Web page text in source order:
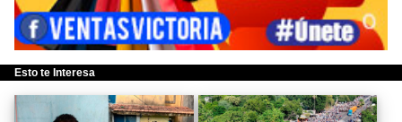
Esto te Interesa